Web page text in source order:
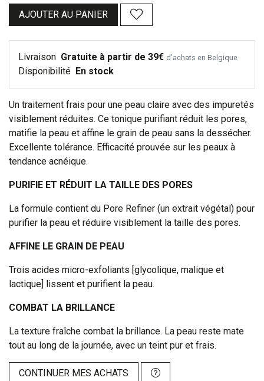
AJOUTER AU PANIER
Livraison Gratuite à partir de 39€ d’achats en Belgique
Disponibilité En stock
Un traitement frais pour une peau claire avec des impuretés
visiblement réduites. Ce tonique purifiant réduit les pores,
matifie la peau et affine le grain de peau sans la dessécher.
Excellente tolérance. Efficacité prouvée sur les peaux à
tendance acnéique.
PURIFIE ET RÉDUIT LA TAILLE DES PORES
La formule contient du Pore Refiner (un extrait végétal) pour
purifier la peau et réduire visiblement la taille des pores.
AFFINE LE GRAIN DE PEAU
Trois acides micro-exfoliants [glycolique, malique et
lactique] lissent et purifient la peau.
COMBAT LA BRILLANCE
La texture fraîche combat la brillance. La peau reste mate
tout au long de la journée, avec un teint pur et frais.
CONTINUER MES ACHATS